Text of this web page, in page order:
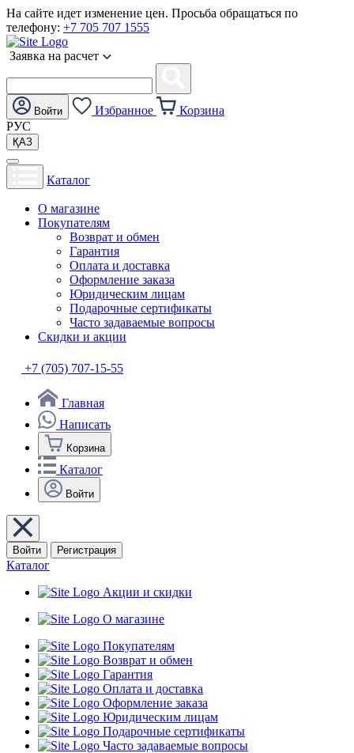
На сайте идет изменение цен. Просьба обращаться по
телефону: +7 705 707 1555
Заявка на расчет
Войти Избранное
Корзина
РУС
ҚАЗ
Каталог
О магазине
Покупателям
Возврат и обмен
Гарантия
Оплата и доставка
Оформление заказа
Юридическим лицам
Подарочные сертификаты
Часто задаваемые вопросы
Скидки и акции
+7 (705) 707-15-55
Главная
Написать
Корзина
Каталог
Войти
Войти Регистрация
Каталог
Акции и скидки
О магазине
Покупателям
Возврат и обмен
Гарантия
Оплата и доставка
Оформление заказа
Юридическим лицам
Подарочные сертификаты
Часто задаваемые вопросы